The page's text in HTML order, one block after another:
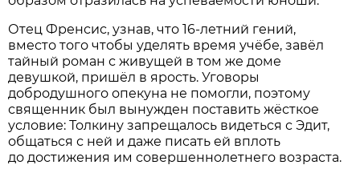
Отец Френсис, узнав, что 16-летний гений,
вместо того чтобы уделять время учёбе, завёл
тайный роман с живущей в том же доме
девушкой, пришёл в ярость. Уговоры
добродушного опекуна не помогли, поэтому
священник был вынужден поставить жёсткое
условие: Толкину запрещалось видеться с Эдит,
общаться с ней и даже писать ей вплоть
до достижения им совершеннолетнего возраста.